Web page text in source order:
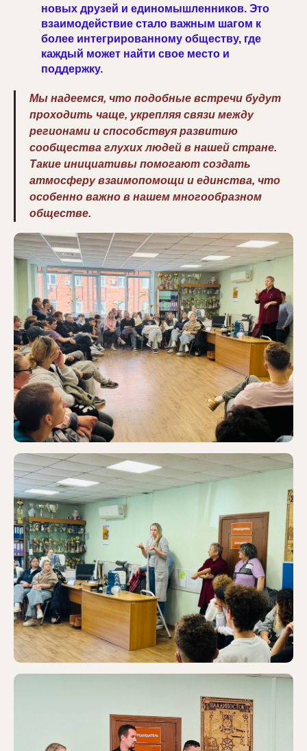
новых друзей и единомышленников. Это
взаимодействие стало важным шагом к
более интегрированному обществу, где
каждый может найти свое место и
поддержку.
Мы надеемся, что подобные встречи будут
проходить чаще, укрепляя связи между
регионами и способствуя развитию
сообщества глухих людей в нашей стране.
Такие инициативы помогают создать
атмосферу взаимопомощи и единства, что
особенно важно в нашем многообразном
обществе.